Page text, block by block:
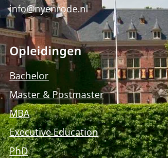
info@nyenrode.nl
Opleidingen
Bachelor
Master & Postmaster
MBA
Executive Education
PhD